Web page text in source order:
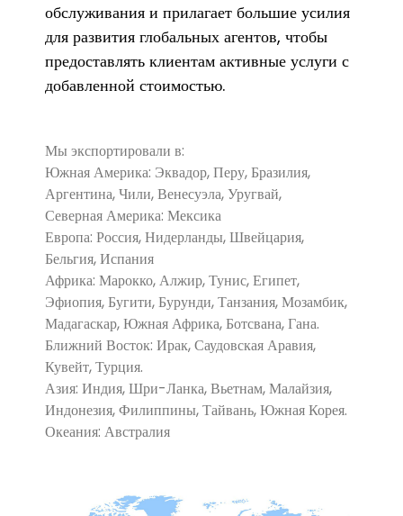
обслуживания и прилагает большие усилия
для развития глобальных агентов, чтобы
предоставлять клиентам активные услуги с
добавленной стоимостью.
Мы экспортировали в:
Южная Америка: Эквадор, Перу, Бразилия,
Аргентина, Чили, Венесуэла, Уругвай,
Северная Америка: Мексика
Европа: Россия, Нидерланды, Швейцария,
Бельгия, Испания
Африка: Марокко, Алжир, Тунис, Египет,
Эфиопия, Бугити, Бурунди, Танзания, Мозамбик,
Мадагаскар, Южная Африка, Ботсвана, Гана.
Ближний Восток: Ирак, Саудовская Аравия,
Кувейт, Турция.
Азия: Индия, Шри-Ланка, Вьетнам, Малайзия,
Индонезия, Филиппины, Тайвань, Южная Корея.
Океания: Австралия